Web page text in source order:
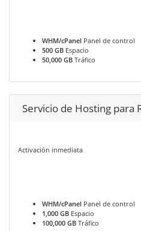
WHM/cPanel Panel de control
500 GB Espacio
50,000 GB Tráfico
Servicio de Hosting para
Activación inmediata
WHM/cPanel Panel de control
1,000 GB Espacio
100,000 GB Tráfico